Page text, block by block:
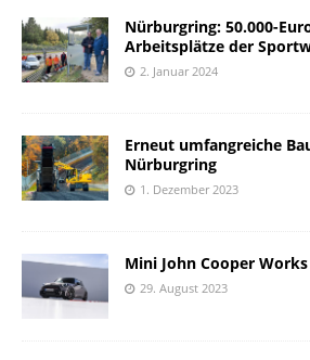
Nürburgring: 50.000-
Arbeitsplätze der
2. Januar 2024
Erneut umfangreiche
Nürburgring
1. Dezember 2023
Mini John Cooper
29. August 2023